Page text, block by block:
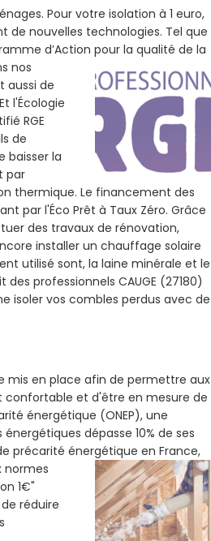
Pour votre isolation à 1 euro,
de nouvelles technologies. Tel que
d’Action pour la qualité de la
nos
aussi de
l'Écologie
RGE
de
baisser la
par
thermique. Le financement des
par l'Éco Prêt à Taux Zéro. Grâce
des travaux de rénovation,
installer un chauffage solaire
utilisé sont, la laine minérale et le
professionnels CAUGE (27180)
isoler vos combles perdus avec de
mis en place afin de permettre aux
confortable et d'être en mesure de
énergétique (ONEP), une
dépasse 10% de ses
précarité énergétique en France,
normes
1€"
réduire